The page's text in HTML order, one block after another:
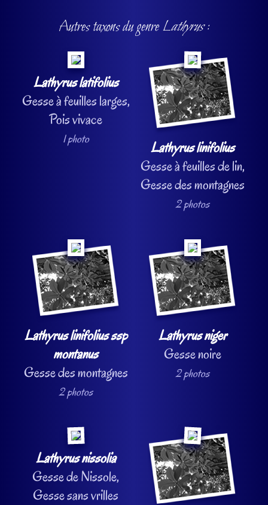
Autres taxons du genreLathyrus:
Lathyrus latifolius
Gesse à feuilles larges,
Pois vivace
1 photo
Lathyrus linifolius
Gesse à feuilles de lin,
Gesse des montagnes
2 photos
Lathyrus linifolius ssp
montanus
Gesse des montagnes
2 photos
Lathyrus niger
Gesse noire
2 photos
Lathyrus nissolia
Gesse de Nissole,
Gesse sans vrilles